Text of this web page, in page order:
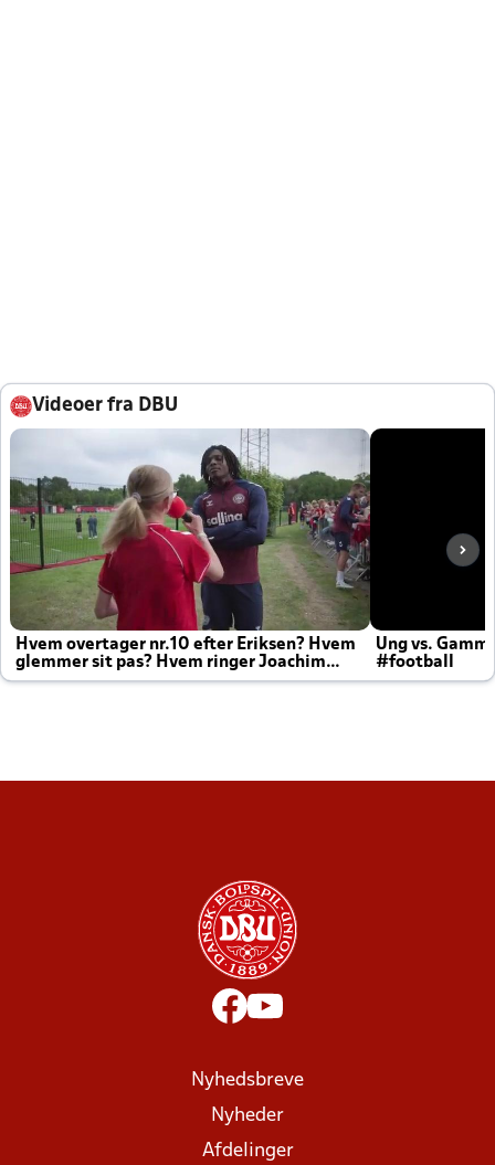
Videoer fra DBU
Hvem overtager nr.10 efter Eriksen? Hvem
glemmer sit pas? Hvem ringer Joachim
altid til efter kampe?
Ung vs.
#football
Nyhedsbreve
Nyheder
Afdelinger